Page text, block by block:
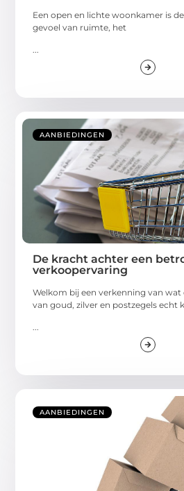
Een open en lichte woonkamer is
gevoel van ruimte, het
...
AANBIEDINGEN
De kracht achter een
verkoopervaring
Welkom bij een verkenning van
van goud, zilver en postzegels echt
...
AANBIEDINGEN